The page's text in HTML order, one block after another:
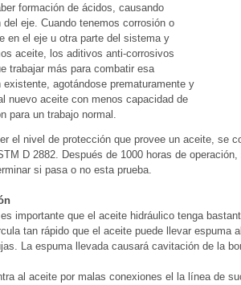
formación de ácidos, causando
del eje. Cuando tenemos corrosión o
en el eje u otra parte del sistema y
aceite, los aditivos anti-corrosivos
trabajar más para combatir esa
existente, agotándose prematuramente y
nuevo aceite con menos capacidad de
para un trabajo normal.
el nivel de protección que provee un aceite, se
D 2882. Después de 1000 horas de
si pasa o no esta prueba.
importante que el aceite hidráulico tenga
tan rápido que el aceite puede llevar espuma
La espuma llevada causará cavitación de la
al aceite por malas conexiones el la línea de